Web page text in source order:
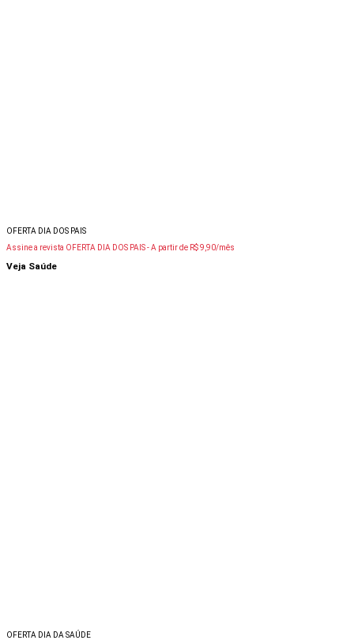
OFERTA DIA DOS PAIS
Assine a revista OFERTA DIA DOS PAIS -A partir de R$ 9,90/mês
Veja Saúde
OFERTA DIA DA SAÚDE